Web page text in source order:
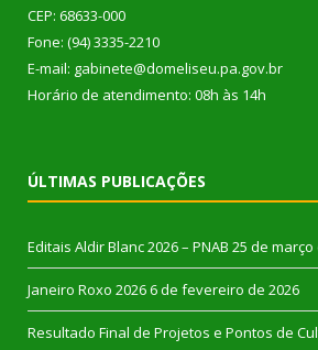
CEP: 68633-000
Fone: (94) 3335-2210
E-mail: gabinete@domeliseu.pa.gov.br
Horário de atendimento: 08h às 14h
ÚLTIMAS PUBLICAÇÕES
Editais Aldir Blanc 2026 – PNAB 25 de março
Janeiro Roxo 2026 6 de fevereiro de 2026
Resultado Final de Projetos e Pontos de